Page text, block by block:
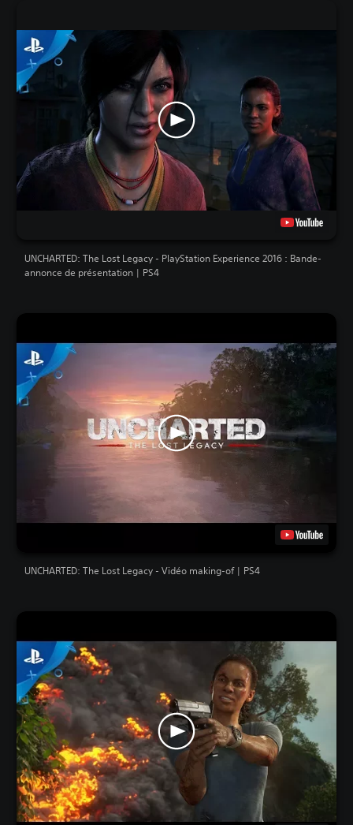
UNCHARTED: The Lost Legacy - PlayStation Experience 2016 : Bande-
annonce de présentation | PS4
UNCHARTED: The Lost Legacy - Vidéo making-of | PS4